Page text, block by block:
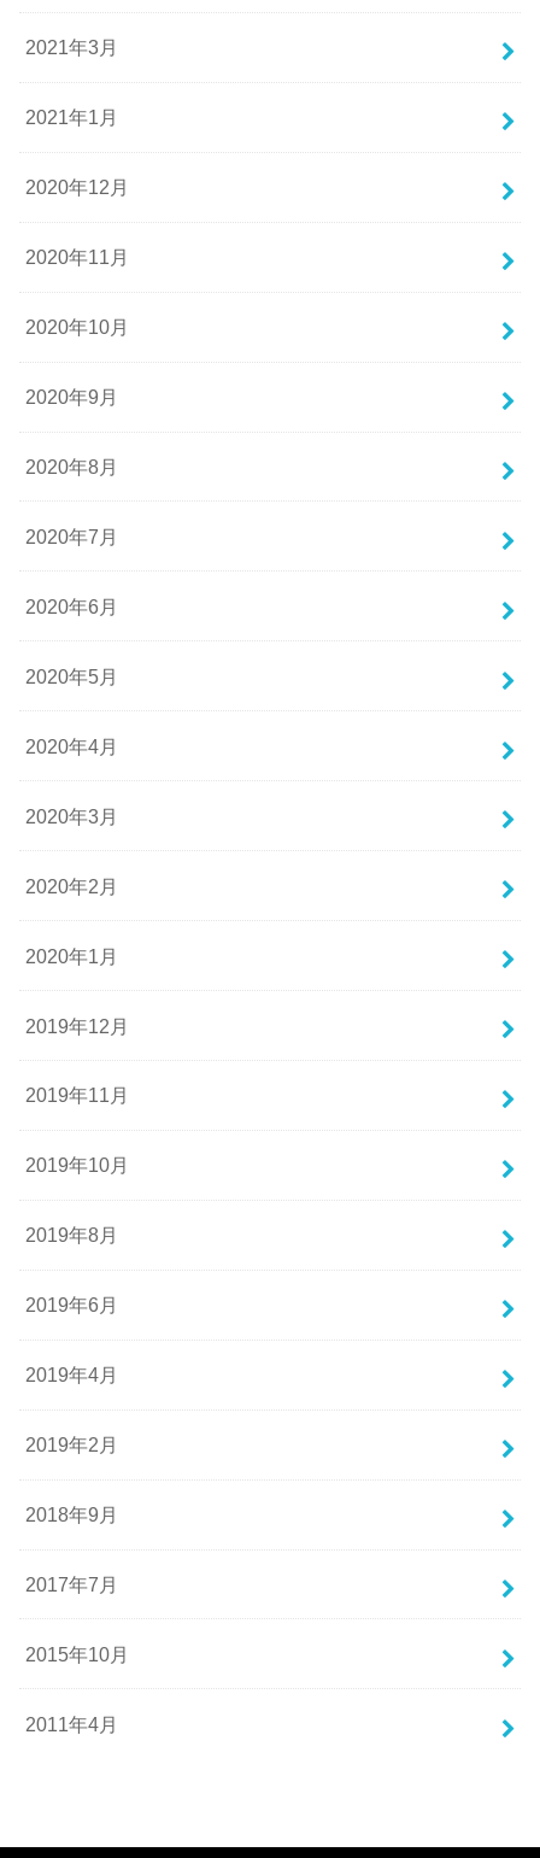
2021年3月
2021年1月
2020年12月
2020年11月
2020年10月
2020年9月
2020年8月
2020年7月
2020年6月
2020年5月
2020年4月
2020年3月
2020年2月
2020年1月
2019年12月
2019年11月
2019年10月
2019年8月
2019年6月
2019年4月
2019年2月
2018年9月
2017年7月
2015年10月
2011年4月